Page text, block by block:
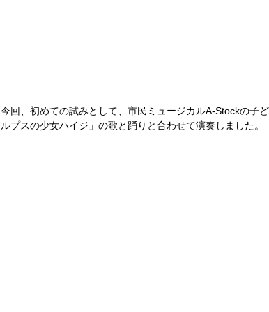
今回、初めての試みとして、市民ミュージカルA-Stockの子
ルプスの少女ハイジ」の歌と踊りと合わせて演奏しました。